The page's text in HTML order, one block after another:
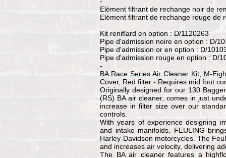
Elément filtrant de rechange noir de
Elément filtrant de rechange rouge de
-
Kit reniflard en option : D/1120263
Pipe d'admission noire en option : D/
Pipe d'admission or en option : D/
Pipe d'admission rouge en option : D/
-
BA Race Series Air Cleaner Kit, M-
Cover, Red filter - Requires mid foot
Originally designed for our 130
(RS) BA air cleaner, comes in just
increase in filter size over our
controls.
With years of experience designing
and intake manifolds, FEULING
Harley-Davidson motorcycles. The
and increases air velocity, delivering
The BA air cleaner features a